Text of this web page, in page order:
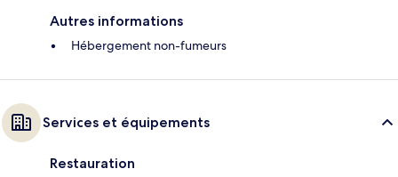
Autres informations
Hébergement non-fumeurs
Services et équipements
Restauration